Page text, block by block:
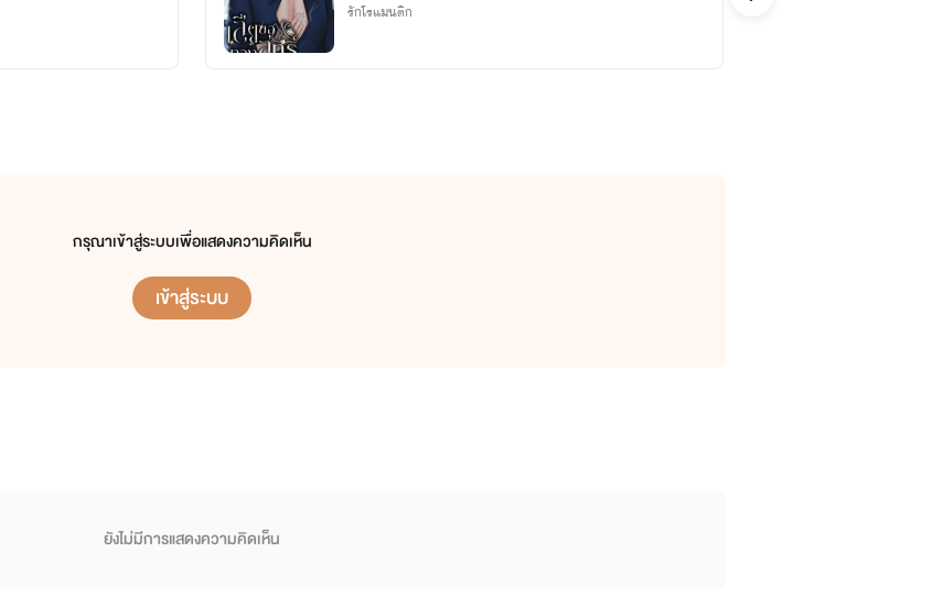
รักโรแมนติก
กรุณาเข้าสู่ระบบเพื่อแสดงความคิดเห็น
เข้าสู่ระบบ
ยังไม่มีการแสดงความคิดเห็น